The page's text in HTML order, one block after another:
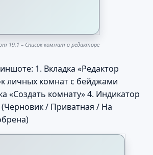
19.1 – Список комнат в редакторе
1. Вкладка «Редактор
личных комнат с бейджами
«Создать комнату» 4. Индикатор
(Черновик / Приватная / На